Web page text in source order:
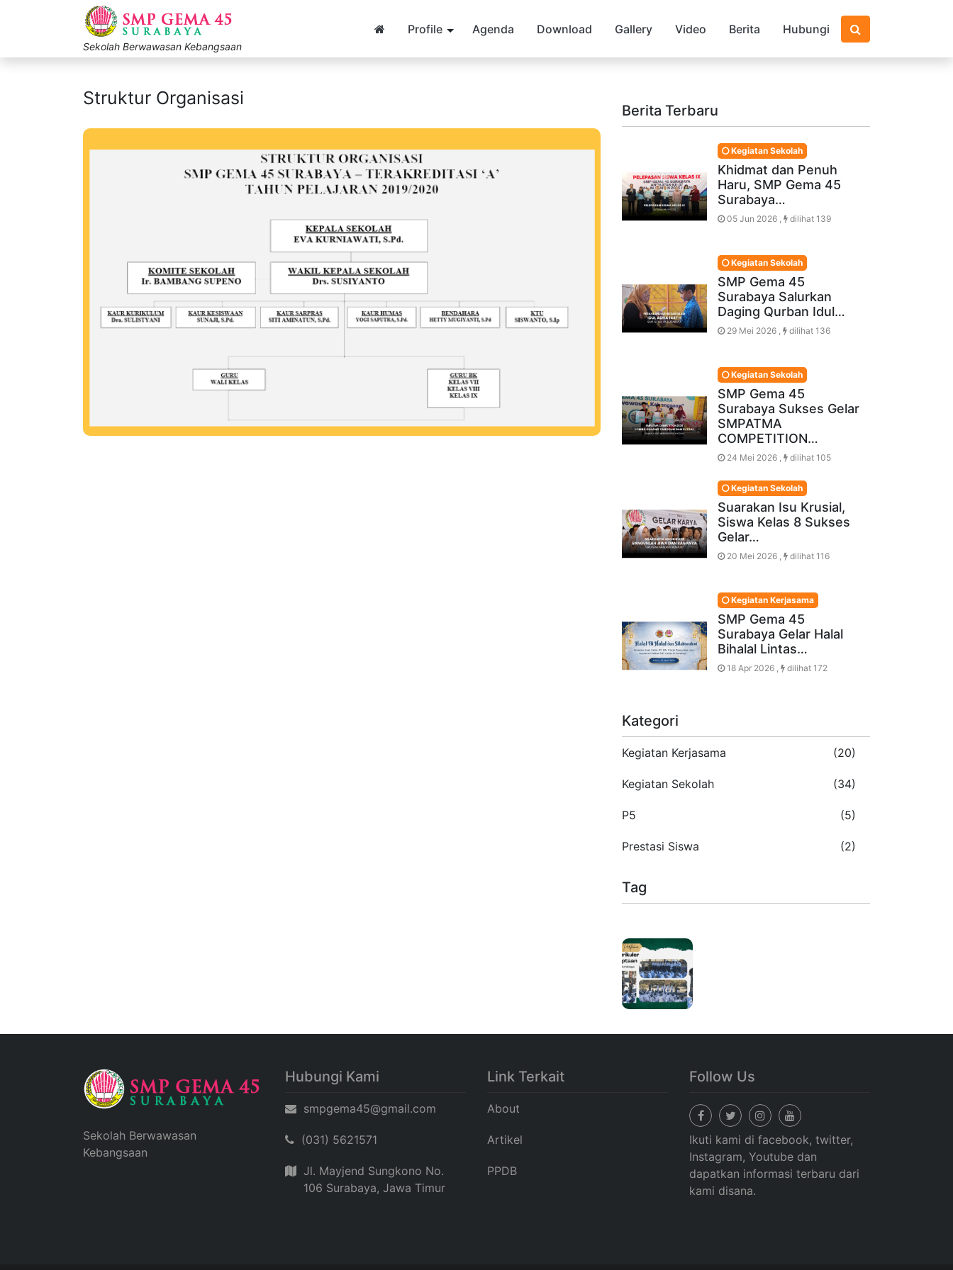
Sekolah Berwawasan Kebangsaan
Profile Agenda Download Gallery Video Berita Hubungi
Struktur Organisasi
Berita Terbaru
Kegiatan Sekolah
Khidmat dan Penuh
Haru, SMP Gema 45
Surabaya…
05 Jun 2026 , dilihat 139
Kegiatan Sekolah
SMP Gema 45
Surabaya Salurkan
Daging Qurban Idul…
29 Mei 2026 , dilihat 136
Kegiatan Sekolah
SMP Gema 45
Surabaya Sukses Gelar
SMPATMA
COMPETITION…
24 Mei 2026 , dilihat 105
Kegiatan Sekolah
Suarakan Isu Krusial,
Siswa Kelas 8 Sukses
Gelar…
20 Mei 2026 , dilihat 116
Kegiatan Kerjasama
SMP Gema 45
Surabaya Gelar Halal
Bihalal Lintas…
18 Apr 2026 , dilihat 172
Kategori
Kegiatan Kerjasama (20)
Kegiatan Sekolah (34)
P5 (5)
Prestasi Siswa (2)
Tag
Sekolah Berwawasan
Kebangsaan
Hubungi Kami
smpgema45@gmail.com
(031) 5621571
Jl. Mayjend Sungkono No.
106 Surabaya, Jawa Timur
Link Terkait
About
Artikel
PPDB
Follow Us
Ikuti kami di facebook, twitter,
Instagram, Youtube dan
dapatkan informasi terbaru dari
kami disana.